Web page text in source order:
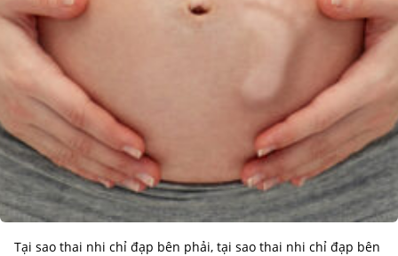
Tại sao thai nhi chỉ đạp bên phải, tại sao thai nhi chỉ đạp bên